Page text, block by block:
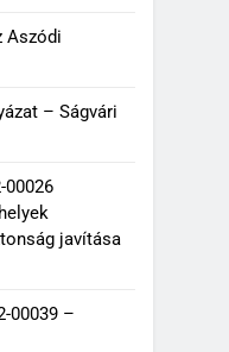
Aszódi
– Ságvári
00026
javítása
00039 –